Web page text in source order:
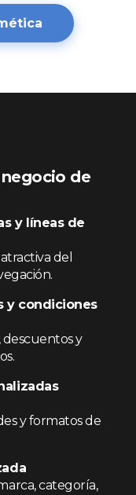
de
y líneas de
del
y condiciones
descuentos y
y formatos de
categoría,